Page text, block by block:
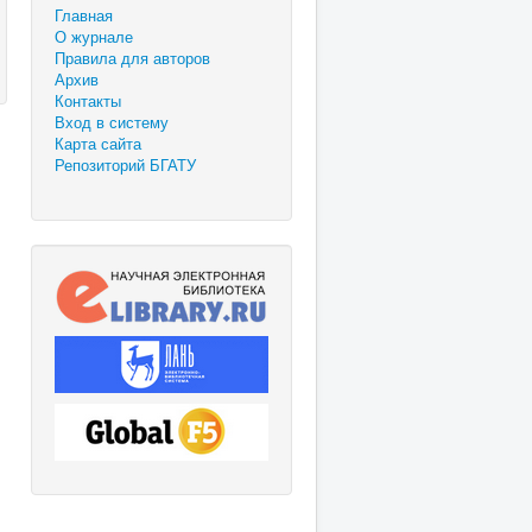
Главная
О журнале
Правила для авторов
Архив
Контакты
Вход в систему
Карта сайта
Репозиторий БГАТУ